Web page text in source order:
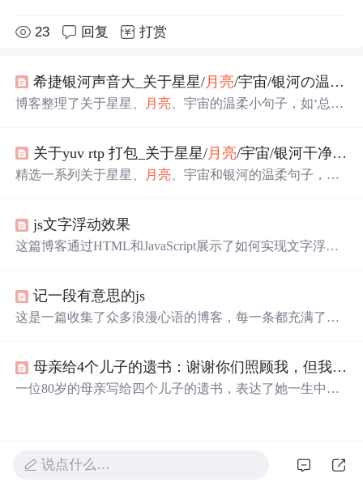
23 回复 打赏
希捷银河声音大_关于星星/ 月亮/宇宙/银河の温柔小句子
博客整理了关于星星、 月亮 、宇宙的温柔小句子，如‘总有
关于yuv rtp 打包_关于星星/ 月亮/宇宙/银河干净句子
精选一系列关于星星、 月亮 、宇宙和银河的温柔句子，每
js文字浮动效果
这篇博客通过HTML和JavaScript展示了如何实现文字浮动
在页面上随机飘动的视觉效果。此外，文中还包含了对CS
S样式和JavaScript事件监听的运用，增加了互动性和趣味
记一段有意思的js
这是一篇收集了众多浪漫心语的博客，每一条都充满了甜
的独特情感，仿佛每个瞬间都因你而闪耀。这些话语如同
繁星，照亮了平凡的日子，让人感受到爱的力量和美好。
母亲给4个儿子的遗书：谢谢你们照顾我，但我后悔生下你们
一位80岁的母亲写给四个儿子的遗书，表达了她一生中抚
说点什么…